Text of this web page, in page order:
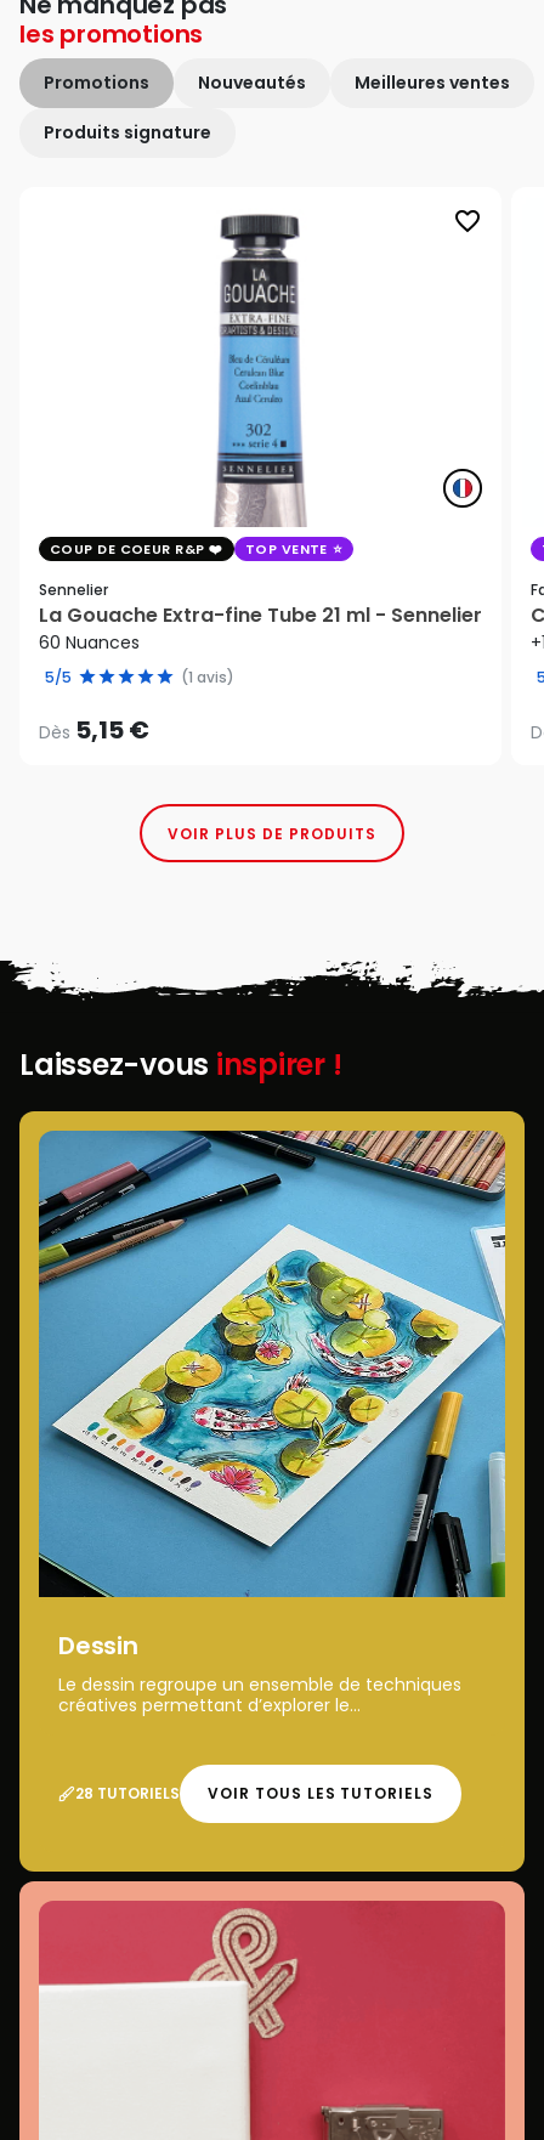
les promotions
Promotions Nouveautés Meilleures ventes
Produits signature
favorite_border
COUP DE COEUR R&P TOP VENTE
Sennelier
La Gouache Extra-fine Tube 21 ml - Sennelier
60 Nuances
5/5 (1 avis)
Dès 5,15 €
VOIR PLUS DE PRODUITS
Laissez-vous inspirer !
Dessin
Le dessin regroupe un ensemble de techniques
créatives permettant d’explorer le...
28 TUTORIELS VOIR TOUS LES TUTORIELS